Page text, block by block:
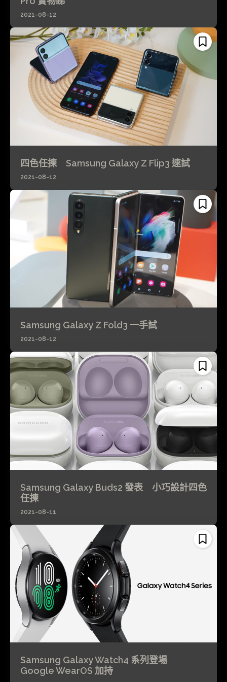
2021-08-12
四色任揀 Samsung Galaxy Z Flip3 速試
2021-08-12
Samsung Galaxy Z Fold3 一手試
2021-08-12
Samsung Galaxy Buds2 發表 小巧設計四色
任揀
2021-08-11
Samsung Galaxy Watch4 系列登場
Google WearOS 加持